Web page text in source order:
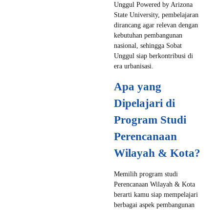
Unggul Powered by Arizona
State University, pembelajaran
dirancang agar relevan dengan
kebutuhan pembangunan
nasional, sehingga Sobat
Unggul siap berkontribusi di
era urbanisasi.
Apa yang
Dipelajari di
Program Studi
Perencanaan
Wilayah & Kota?
Memilih program studi
Perencanaan Wilayah & Kota
berarti kamu siap mempelajari
berbagai aspek pembangunan